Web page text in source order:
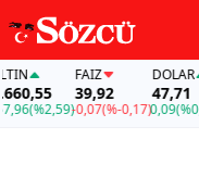
(%2,59)
FAİZ
39,92
-0,07(%-0,17)
DOLAR
47,71
0,09(%0,18)